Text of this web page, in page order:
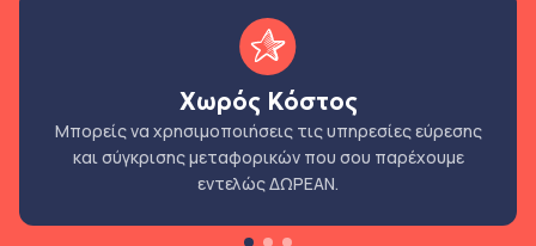
Χωρός Κόστος
Μπορείς να χρησιμοποιήσεις τις υπηρεσίες εύρεσης
και σύγκρισης μεταφορικών που σου παρέχουμε
εντελώς ΔΩΡΕΑΝ.